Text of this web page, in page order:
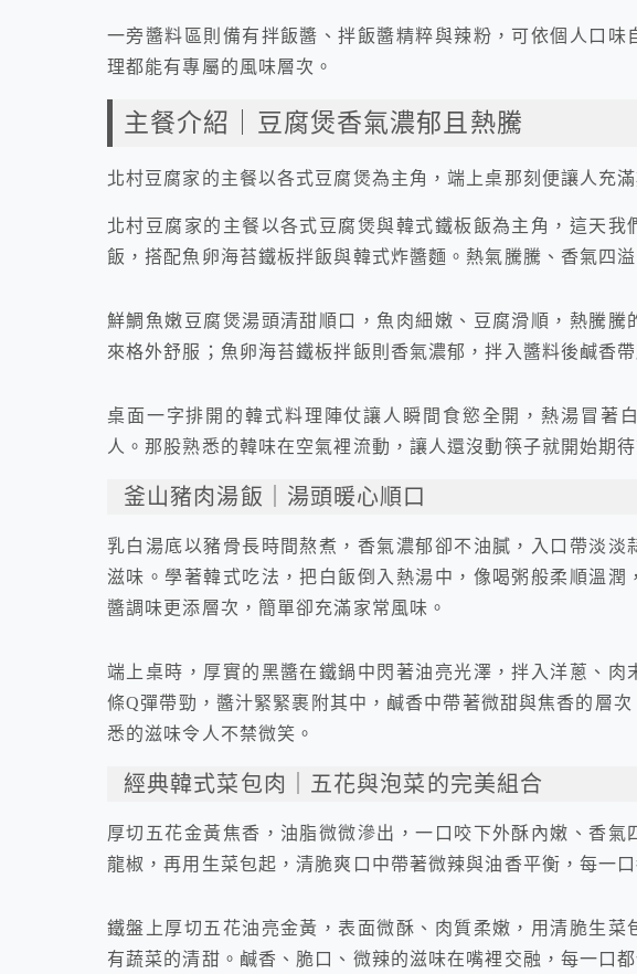
一旁醬料區則備有拌飯醬、拌飯醬精粹與辣粉，可依個人口味
理都能有專屬的風味層次。
主餐介紹｜豆腐煲香氣濃郁且熱騰
北村豆腐家的主餐以各式豆腐煲為主角，端上桌那刻便讓人充滿
北村豆腐家的主餐以各式豆腐煲與韓式鐵板飯為主角，這天
飯，搭配魚卵海苔鐵板拌飯與韓式炸醬麵。熱氣騰騰、香氣四
鮮鯛魚嫩豆腐煲湯頭清甜順口，魚肉細嫩、豆腐滑順，熱騰騰
來格外舒服；魚卵海苔鐵板拌飯則香氣濃郁，拌入醬料後鹹香
桌面一字排開的韓式料理陣仗讓人瞬間食慾全開，熱湯冒著
人。那股熟悉的韓味在空氣裡流動，讓人還沒動筷子就開始期
釜山豬肉湯飯｜湯頭暖心順口
乳白湯底以豬骨長時間熬煮，香氣濃郁卻不油膩，入口帶淡
滋味。學著韓式吃法，把白飯倒入熱湯中，像喝粥般柔順溫潤
醬調味更添層次，簡單卻充滿家常風味。
端上桌時，厚實的黑醬在鐵鍋中閃著油亮光澤，拌入洋蔥、肉
條Q彈帶勁，醬汁緊緊裹附其中，鹹香中帶著微甜與焦香的層
悉的滋味令人不禁微笑。
經典韓式菜包肉｜五花與泡菜的完美組合
厚切五花金黃焦香，油脂微微滲出，一口咬下外酥內嫩、香氣
龍椒，再用生菜包起，清脆爽口中帶著微辣與油香平衡，每一
鐵盤上厚切五花油亮金黃，表面微酥、肉質柔嫩，用清脆生菜
有蔬菜的清甜。鹹香、脆口、微辣的滋味在嘴裡交融，每一口